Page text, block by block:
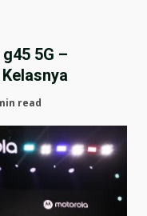
5G –
read